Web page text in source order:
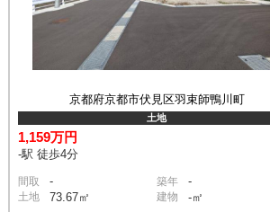
京都府京都市伏見区羽束師鴨川町
土地
1,159万円
-駅 徒歩4分
間取 - 築年 -
土地 73.67㎡ 建物 -㎡